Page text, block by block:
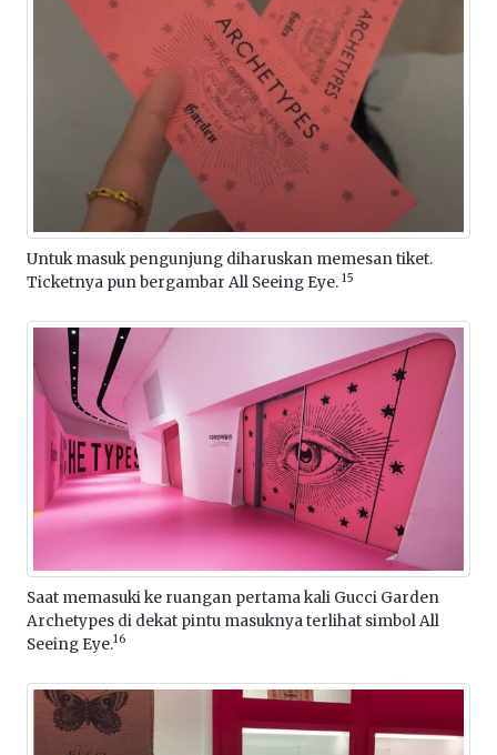
Untuk masuk pengunjung diharuskan memesan tiket.
Ticketnya pun bergambar All Seeing Eye. 15
Saat memasuki ke ruangan pertama kali Gucci Garden
Archetypes di dekat pintu masuknya terlihat simbol All
Seeing Eye.16